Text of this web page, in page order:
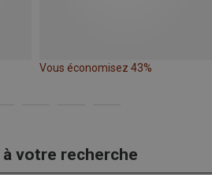
Vous économisez 43%
votre recherche